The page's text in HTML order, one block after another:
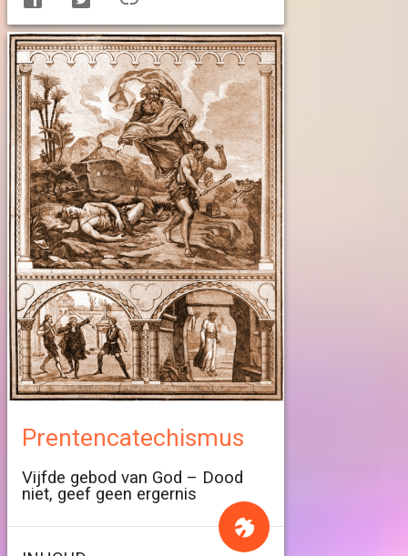
Prentencatechismus
Vijfde gebod van God – Dood
niet, geef geen ergernis